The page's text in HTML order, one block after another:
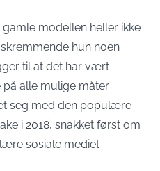
modellen heller ikke
hun noen
til at det har vært
alle mulige måter.
seg med den populære
i 2018, snakket først om
sosiale mediet